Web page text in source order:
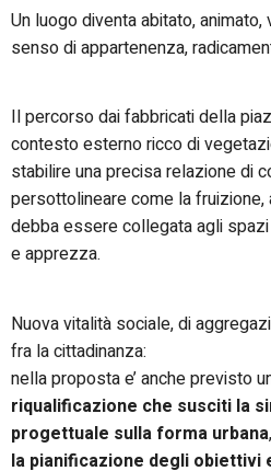
Un luogo diventa abitato,
senso di appartenenza,
Il percorso dai fabbricati della
contesto esterno ricco di
stabilire una precisa relazione di
persottolineare come la fruizione,
debba essere collegata agli
e apprezza.
Nuova vitalità sociale, di
fra la cittadinanza:
nella proposta e’ anche previsto
riqualificazione che susciti la
progettuale sulla forma urbana
la pianificazione degli obiettivi